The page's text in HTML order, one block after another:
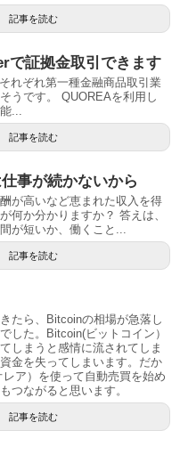
記事を読む
証拠金取引できます
れぞれ第一種金融商品取引業
うです。 QUOREAを利用し
...
記事を読む
事が続かないから
が高いなど恵まれた収入を得
何か分かりますか？ 答えは、
が短いか、働くこと...
記事を読む
たら、Bitcoinの相場が急落し
した。Bitcoin(ビットコイン）
しまうと感情に流されてしま
金を失ってしまいます。だか
レア）を使って自動売買を始め
つながると思います。
記事を読む